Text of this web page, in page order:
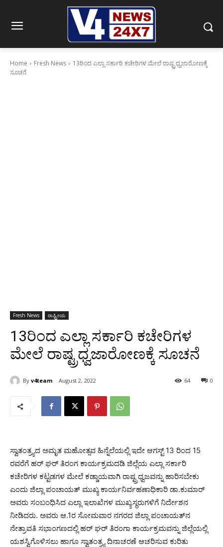
Home Fresh News
13ರಿಂದ ಎಲ್ಲಾ ಸರ್ಕಾರಿ ಕಚೇರಿಗಳ ಮೇಲೆ ರಾಷ್ಟ್ರಧ್ವಜಾರೋಣಕ್ಕೆ
ಸೂಚನೆ
Fresh News ರಾಷ್ಟ್ರೀಯ
13ರಿಂದ ಎಲ್ಲಾ ಸರ್ಕಾರಿ ಕಚೇರಿಗಳ
ಮೇಲೆ ರಾಷ್ಟ್ರಧ್ವಜಾರೋಣಕ್ಕೆ ಸೂಚನೆ
By v4team August 2, 2022 0
64
ಸ್ವಾತಂತ್ರ್ಯದ ಅಮೃತ ಮಹೋತ್ಸವ ಹಿನ್ನೆಲೆಯಲ್ಲಿ ಇದೇ ಆಗಸ್ಟ್ 13 ರಿಂದ 15
ರವರೆಗೆ ಹರ್ ಘರ್ ತಿರಂಗ ಕಾರ್ಯಕ್ರಮದಡಿ ಜಿಲ್ಲೆಯ ಎಲ್ಲಾ ಸರ್ಕಾರಿ
ಕಚೇರಿಗಳ ಕಟ್ಟಡಗಳ ಮೇಲೆ ಕಡ್ಡಾಯವಾಗಿ ರಾಷ್ಟ್ರಧ್ವಜವನ್ನು ಹಾರಿಸಬೇಕು
ಎಂದು ಜಿಲ್ಲಾ ಪಂಚಾಯತ್ ಮುಖ್ಯ ಕಾರ್ಯನಿರ್ವಹಣಾಧಿಕಾರಿ ಡಾ.ಕುಮಾರ್
ಅವರು ಸಂಬಂಧಿಸಿದ ಎಲ್ಲಾ ಇಲಾಖೆಗಳ ಮುಖ್ಯಸ್ಥರುಗಳಿಗೆ ನಿರ್ದೇಶನ
ನೀಡಿದರು. ಅವರು ಆ.1ರ ಸೋಮವಾರ ನಗರದ ಜಿಲ್ಲಾ ಪಂಚಾಯತ್‍ನ
ನೇತ್ರಾವತಿ ಸಭಾಂಗಣದಲ್ಲಿ ಹರ್ ಘರ್ ತಿರಂಗಾ ಕಾರ್ಯಕ್ರಮವನ್ನು ಜಿಲ್ಲೆಯಲ್ಲಿ
ಯಶಸ್ವಿಗೊಳಿಸಲು ಹಾಗೂ ಸ್ವಾತಂತ್ರ್ಯ ದಿನಾಚರಣೆ ಆಚರಿಸುವ ಕುರಿತು